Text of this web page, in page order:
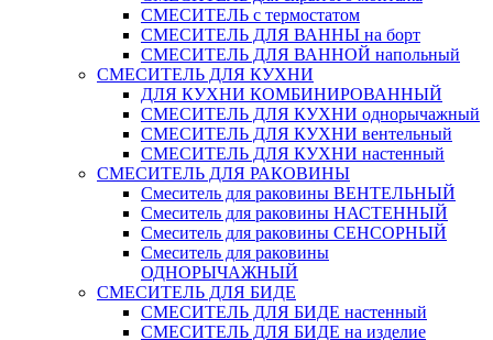
СМЕСИТЕЛЬ с термостатом
СМЕСИТЕЛЬ ДЛЯ ВАННЫ на борт
СМЕСИТЕЛЬ ДЛЯ ВАННОЙ напольный
СМЕСИТЕЛЬ ДЛЯ КУХНИ
ДЛЯ КУХНИ КОМБИНИРОВАННЫЙ
СМЕСИТЕЛЬ ДЛЯ КУХНИ однорычажный
СМЕСИТЕЛЬ ДЛЯ КУХНИ вентельный
СМЕСИТЕЛЬ ДЛЯ КУХНИ настенный
СМЕСИТЕЛЬ ДЛЯ РАКОВИНЫ
Смеситель для раковины ВЕНТЕЛЬНЫЙ
Смеситель для раковины НАСТЕННЫЙ
Смеситель для раковины СЕНСОРНЫЙ
Смеситель для раковины
ОДНОРЫЧАЖНЫЙ
СМЕСИТЕЛЬ ДЛЯ БИДЕ
СМЕСИТЕЛЬ ДЛЯ БИДЕ настенный
СМЕСИТЕЛЬ ДЛЯ БИДЕ на изделие